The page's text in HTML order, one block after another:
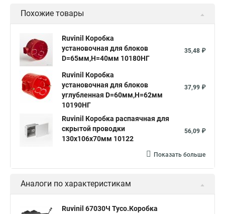
Похожие товары
Ruvinil Коробка
установочная для блоков
D=65мм,H=40мм 10180НГ
35,48 ₽
Ruvinil Коробка
установочная для блоков
углубленная D=60мм,Н=62мм
10190НГ
37,99 ₽
Ruvinil Коробка распаячная для
скрытой проводки
130х106х70мм 10122
56,09 ₽
Показать больше
Аналоги по характеристикам
Ruvinil 67030Ч Тусо.Коробка